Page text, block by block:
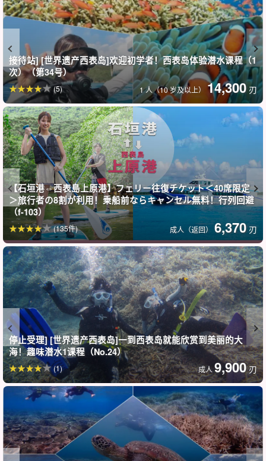
整整两天的潜水之旅。
这里有一间干净整洁的潜水执照学习室，晚上还有一个潜水员专用
酒吧，因此，如果你喜欢喝酒，可以在潜水后喝上一杯，与潜水员
们一起畅谈大海！
接待站] [世界遗产西表岛]欢迎初学者！西表岛体验潜水课程（1
次）（第34号）
1 人（10 岁及以上） 14,300 刃
(5)
【石垣港⇔西表島上原港】フェリー往復チケット＜40席限定
＞旅行者の8割が利用！乗船前ならキャンセル無料！行列回避
（f-103）
成人（返回） 6,370 刃
(135件)
停止受理] [世界遗产西表岛]一到西表岛就能欣赏到美丽的大
海！趣味潜水1课程（No.24）
成人9,900 刃
(1)